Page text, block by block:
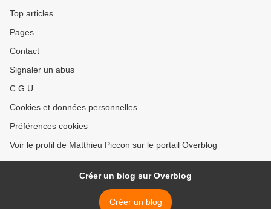
Top articles
Pages
Contact
Signaler un abus
C.G.U.
Cookies et données personnelles
Préférences cookies
Voir le profil de Matthieu Piccon sur le portail Overblog
Créer un blog sur Overblog
Créer un blog